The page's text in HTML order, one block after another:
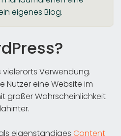
eigenes Blog.
Verwendung.
Nutzer eine Website im
großer Wahrscheinlichkeit
eigenständiges Content